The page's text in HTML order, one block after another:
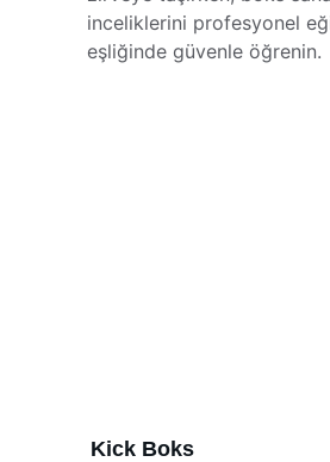
inceliklerini profesyonel
eşliğinde güvenle öğrenin.
Kick Boks